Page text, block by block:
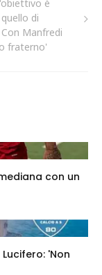
è
di
Manfredi
fraterno'
con un
'Non